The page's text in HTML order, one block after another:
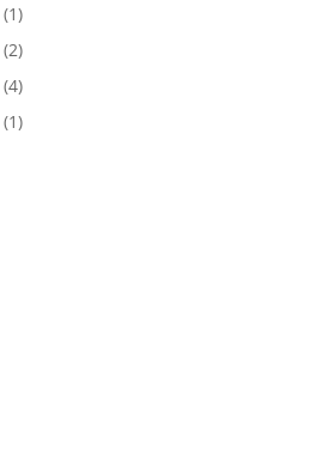
(1)
(2)
(4)
(1)